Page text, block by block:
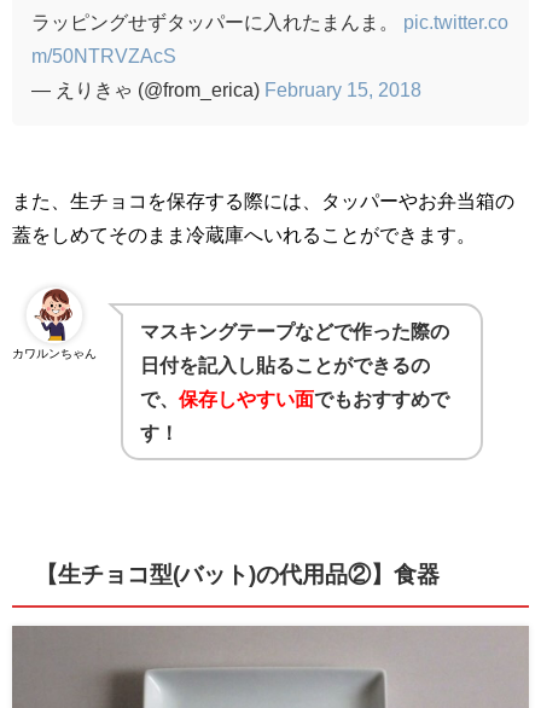
ラッピングせずタッパーに入れたまんま。 pic.twitter.co
m/50NTRVZAcS
— えりきゃ (@from_erica) February 15, 2018
また、生チョコを保存する際には、タッパーやお弁当箱の
蓋をしめてそのまま冷蔵庫へいれることができます。
カワルンちゃん
マスキングテープなどで作った際の
日付を記入し貼ることができるの
で、保存しやすい面でもおすすめで
す！
【生チョコ型(バット)の代用品②】食器